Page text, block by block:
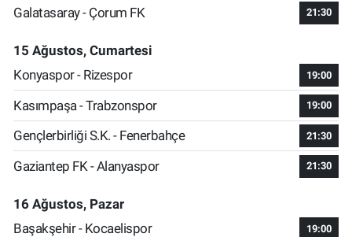
Galatasaray - Çorum FK
21:30
15 Ağustos, Cumartesi
Konyaspor - Rizespor
19:00
Kasımpaşa - Trabzonspor 19:00
Gençlerbirliği S.K. - Fenerbahçe 21:30
Gaziantep FK - Alanyaspor 21:30
16 Ağustos, Pazar
Başakşehir - Kocaelispor
19:00